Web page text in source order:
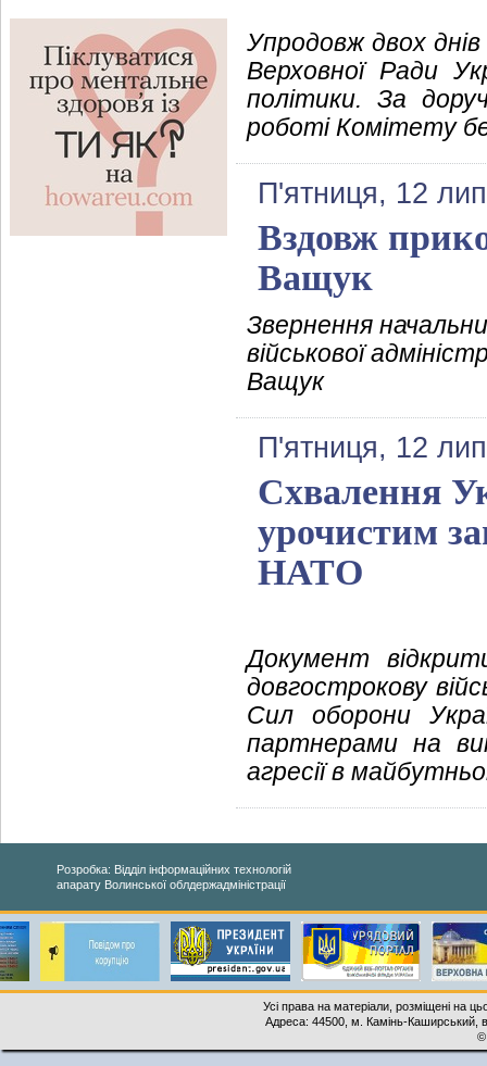
Упродовж двох
Верховної Ради
політики. За
роботі Комітету
П'ятниця, 12
Вздовж
Ващук
Звернення
військової
Ващук
П'ятниця, 12
Схвалення
урочистим
НАТО
Документ
довгострокову
Сил оборони
партнерами на
агресії в
Розробка: Відділ інформаційних технологій
апарату Волинської облдержадміністрації
Усі права на матеріали, розміщені на
Адреса: 44500, м. Камінь-Каширський,
©